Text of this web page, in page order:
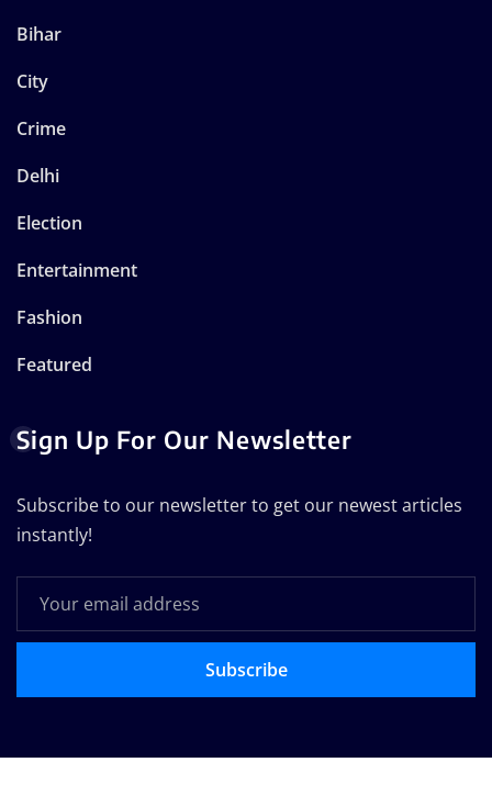
Bihar
City
Crime
Delhi
Election
Entertainment
Fashion
Featured
Sign Up For Our Newsletter
Subscribe to our newsletter to get our newest articles
instantly!
Subscribe